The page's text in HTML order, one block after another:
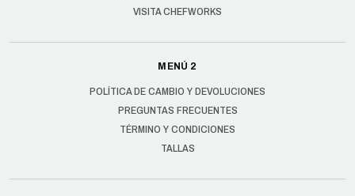
VISITA CHEFWORKS
MENÚ 2
POLÍTICA DE CAMBIO Y DEVOLUCIONES
PREGUNTAS FRECUENTES
TÉRMINO Y CONDICIONES
TALLAS